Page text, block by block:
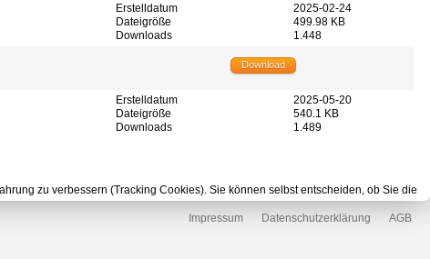
Erstelldatum
Dateigröße
Downloads
2025-02-24
499.98 KB
1.448
Download
Erstelldatum
Dateigröße
Downloads
2025-05-20
540.1 KB
1.489
Impressum Datenschutzerklärung AGB
zu verbessern (Tracking Cookies). Sie können selbst entscheiden, ob Sie die